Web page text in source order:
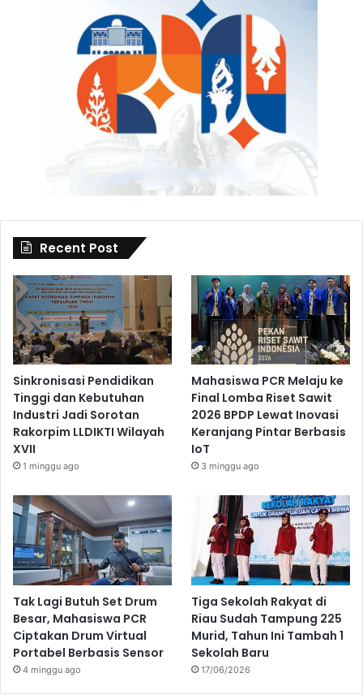
Recent Post
Sinkronisasi Pendidikan
Tinggi dan Kebutuhan
Industri Jadi Sorotan
Rakorpim LLDIKTI Wilayah
XVII
1 minggu ago
Mahasiswa PCR Melaju ke
Final Lomba Riset Sawit
2026 BPDP Lewat Inovasi
Keranjang Pintar Berbasis
IoT
3 minggu ago
Tak Lagi Butuh Set Drum
Besar, Mahasiswa PCR
Ciptakan Drum Virtual
Portabel Berbasis Sensor
4 minggu ago
Tiga Sekolah Rakyat di
Riau Sudah Tampung 225
Murid, Tahun Ini Tambah 1
Sekolah Baru
17/06/2026